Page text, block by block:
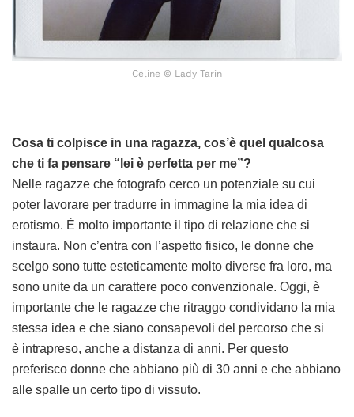
Céline © Lady Tarin
Cosa ti colpisce in una ragazza, cos’è quel qualcosa
che ti fa pensare “lei è perfetta per me”?
Nelle ragazze che fotografo cerco un potenziale su cui
poter lavorare per tradurre in immagine la mia idea di
erotismo. È molto importante il tipo di relazione che si
instaura. Non c’entra con l’aspetto fisico, le donne che
scelgo sono tutte esteticamente molto diverse fra loro, ma
sono unite da un carattere poco convenzionale. Oggi, è
importante che le ragazze che ritraggo condividano la mia
stessa idea e che siano consapevoli del percorso che si
è intrapreso, anche a distanza di anni. Per questo
preferisco donne che abbiano più di 30 anni e che abbiano
alle spalle un certo tipo di vissuto.